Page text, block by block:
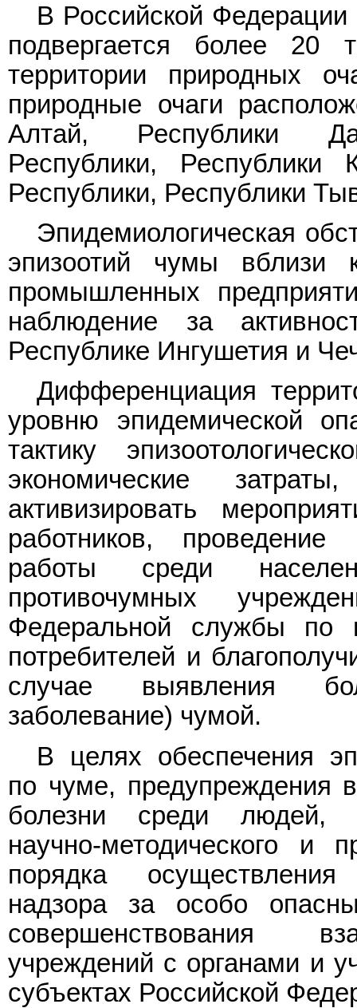
В Российской
подвергается более 20
территории природных
природные очаги
Алтай, Республики
Республики, Республики
Республики, Республики
Эпидемиологическая
эпизоотий чумы вблизи
промышленных
наблюдение за
Республике Ингушетия и
Дифференциация
уровню эпидемической
тактику
экономические
активизировать
работников, проведение
работы среди
противочумных
Федеральной службы
потребителей и
случае выявления
заболевание) чумой.
В целях обеспечения
по чуме, предупреждения
болезни среди людей,
научно-методического и
порядка осуществления
надзора за особо
совершенствования
учреждений с органами и
субъектах Российской